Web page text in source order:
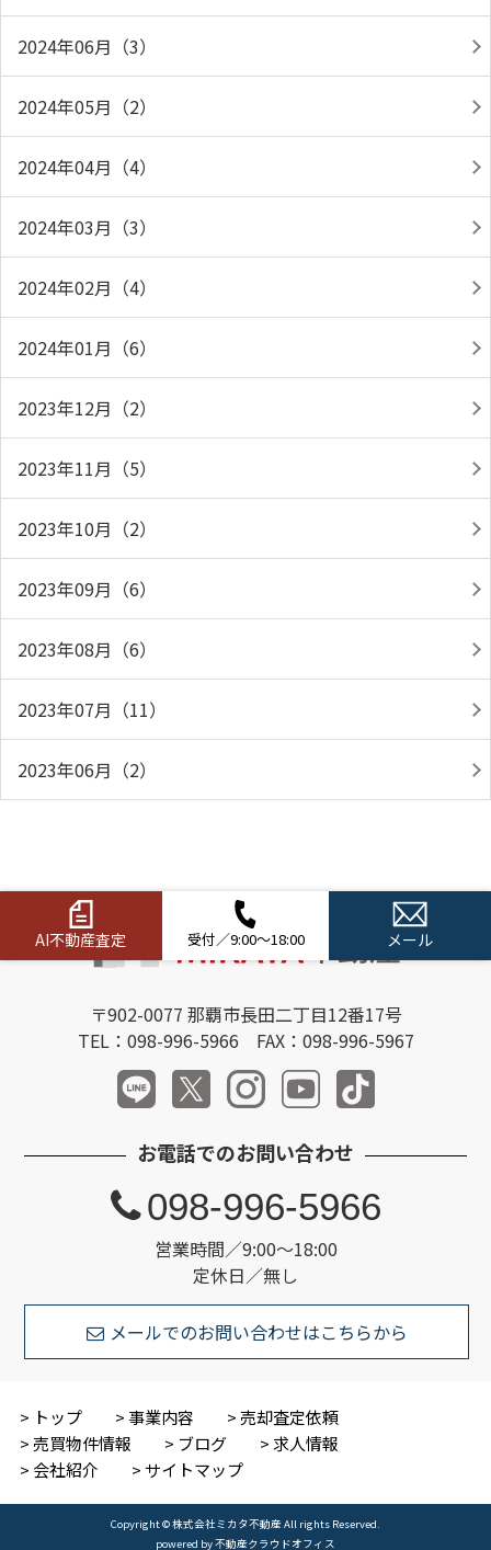
2024年06月（3）
2024年05月（2）
2024年04月（4）
2024年03月（3）
2024年02月（4）
2024年01月（6）
2023年12月（2）
2023年11月（5）
2023年10月（2）
2023年09月（6）
2023年08月（6）
2023年07月（11）
2023年06月（2）
AI不動産査定 受付／9:00～18:00 メール
〒902-0077 那覇市長田二丁目12番17号
TEL：098-996-5966 FAX：098-996-5967
お電話でのお問い合わせ
営業時間／9:00～18:00
定休日／無し
098-996-5966
メールでのお問い合わせはこちらから
トップ 事業内容
売却査定依頼
売買物件情報
ブログ
求人情報
会社紹介
サイトマップ
Copyright © 株式会社ミカタ不動産 All rights Reserved.
powered by 不動産クラウドオフィス